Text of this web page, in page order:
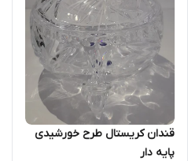
قندان کریستال طرح خورشیدی
پایه دار